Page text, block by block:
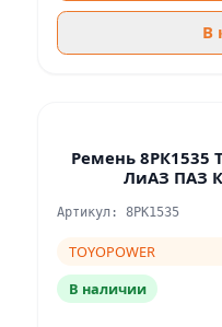
В
Ремень 8РК1535
ЛиАЗ ПАЗ
Артикул: 8PK1535
TOYOPOWER
В наличии